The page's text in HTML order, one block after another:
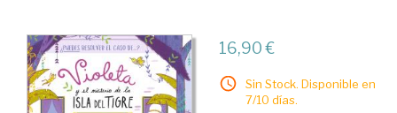
16,90 €
Sin Stock. Disponible en
7/10 días.